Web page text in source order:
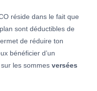
réside dans le fait que
sont déductibles de
de réduire ton
bénéficier d’un
les sommes versées